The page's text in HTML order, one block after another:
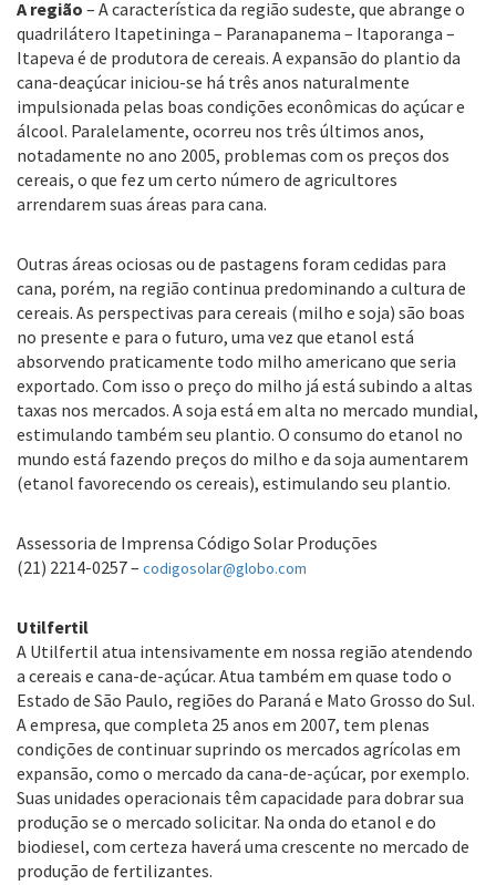
A região – A característica da região sudeste, que abrange o
quadrilátero Itapetininga – Paranapanema – Itaporanga –
Itapeva é de produtora de cereais. A expansão do plantio da
cana-deaçúcar iniciou-se há três anos naturalmente
impulsionada pelas boas condições econômicas do açúcar e
álcool. Paralelamente, ocorreu nos três últimos anos,
notadamente no ano 2005, problemas com os preços dos
cereais, o que fez um certo número de agricultores
arrendarem suas áreas para cana.
Outras áreas ociosas ou de pastagens foram cedidas para
cana, porém, na região continua predominando a cultura de
cereais. As perspectivas para cereais (milho e soja) são boas
no presente e para o futuro, uma vez que etanol está
absorvendo praticamente todo milho americano que seria
exportado. Com isso o preço do milho já está subindo a altas
taxas nos mercados. A soja está em alta no mercado mundial,
estimulando também seu plantio. O consumo do etanol no
mundo está fazendo preços do milho e da soja aumentarem
(etanol favorecendo os cereais), estimulando seu plantio.
Assessoria de Imprensa Código Solar Produções
(21) 2214-0257 – codigosolar@globo.com
Utilfertil
A Utilfertil atua intensivamente em nossa região atendendo
a cereais e cana-de-açúcar. Atua também em quase todo o
Estado de São Paulo, regiões do Paraná e Mato Grosso do Sul.
A empresa, que completa 25 anos em 2007, tem plenas
condições de continuar suprindo os mercados agrícolas em
expansão, como o mercado da cana-de-açúcar, por exemplo.
Suas unidades operacionais têm capacidade para dobrar sua
produção se o mercado solicitar. Na onda do etanol e do
biodiesel, com certeza haverá uma crescente no mercado de
produção de fertilizantes.